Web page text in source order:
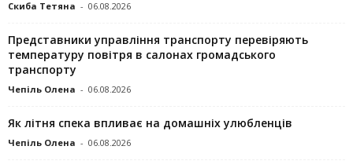
Скиба Тетяна - 06.08.2026
Представники управління транспорту перевіряють
температуру повітря в салонах громадського
транспорту
Чепіль Олена - 06.08.2026
Як літня спека впливає на домашніх улюбленців
Чепіль Олена - 06.08.2026